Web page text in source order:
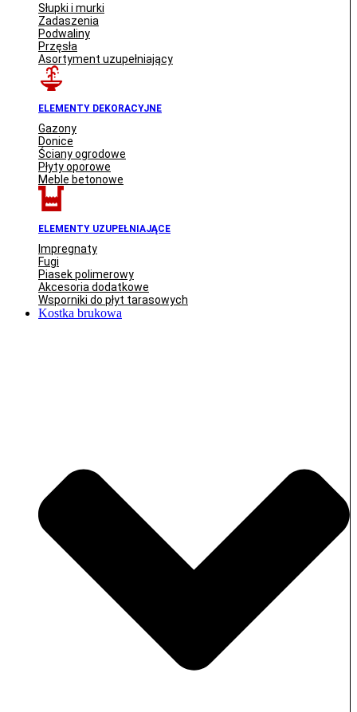
Słupki i murki
Zadaszenia
Podwaliny
Przęsła
Asortyment uzupełniający
ELEMENTY DEKORACYJNE
Gazony
Donice
Ściany ogrodowe
Płyty oporowe
Meble betonowe
ELEMENTY UZUPEŁNIAJĄCE
Impregnaty
Fugi
Piasek polimerowy
Akcesoria dodatkowe
Wsporniki do płyt tarasowych
Kostka brukowa